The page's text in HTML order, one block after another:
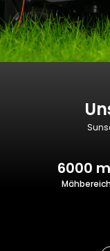
6000
Mähbereich